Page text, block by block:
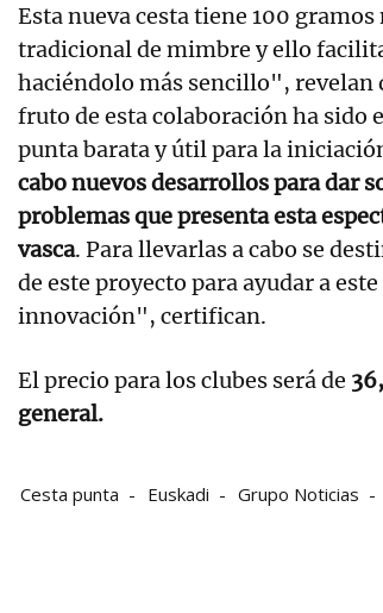
Esta nueva cesta tiene 100 gramos
tradicional de mimbre y ello
haciéndolo más sencillo", revelan
fruto de esta colaboración ha sido
punta barata y útil para la
cabo nuevos desarrollos para dar
problemas que presenta esta
vasca. Para llevarlas a cabo se
de este proyecto para ayudar a
innovación", certifican.
El precio para los clubes será de
general.
Cesta punta Euskadi Grupo Noticias